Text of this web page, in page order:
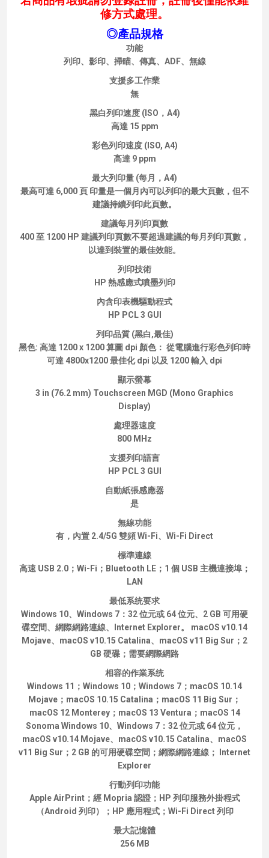
修方式處理。
◎產品規格
功能
列印、影印、掃瞄、傳真、ADF、無線
支援多工作業
無
黑白列印速度 (ISO，A4)
高達 15 ppm
彩色列印速度 (ISO, A4)
高達 9 ppm
最大列印量 (每月，A4)
最高可達 6,000 頁 印量是一個月內可以列印的最大頁數，但不
建議持續列印此頁數。
建議每月列印頁數
400 至 1200 HP 建議列印頁數不要超過建議的每月列印頁數，
以達到裝置的最佳效能。
列印技術
HP 熱感應式噴墨列印
內含印表機驅動程式
HP PCL 3 GUI
列印品質 (黑白,最佳)
黑色: 高達 1200 x 1200 算圖 dpi 顏色： 從電腦進行彩色列印時
可達 4800x1200 最佳化 dpi 以及 1200 輸入 dpi
顯示螢幕
3 in (76.2 mm) Touchscreen MGD (Mono Graphics
Display)
處理器速度
800 MHz
支援列印語言
HP PCL 3 GUI
自動紙張感應器
是
無線功能
有，內置 2.4/5G 雙頻 Wi-Fi、Wi-Fi Direct
標準連線
高速 USB 2.0；Wi-Fi；Bluetooth LE；1 個 USB 主機連接埠；
LAN
最低系统要求
Windows 10、Windows 7：32 位元或 64 位元、2 GB 可用硬
碟空間、網際網路連線、Internet Explorer。 macOS v10.14
Mojave、macOS v10.15 Catalina、macOS v11 Big Sur；2
GB 硬碟；需要網際網路
相容的作業系统
Windows 11；Windows 10；Windows 7；macOS 10.14
Mojave；macOS 10.15 Catalina；macOS 11 Big Sur；
macOS 12 Monterey；macOS 13 Ventura；macOS 14
Sonoma Windows 10、Windows 7：32 位元或 64 位元，
macOS v10.14 Mojave、macOS v10.15 Catalina、macOS
v11 Big Sur；2 GB 的可用硬碟空間；網際網路連線； Internet
Explorer
行動列印功能
Apple AirPrint；經 Mopria 認證；HP 列印服務外掛程式
（Android 列印）；HP 應用程式；Wi-Fi Direct 列印
最大記憶體
256 MB